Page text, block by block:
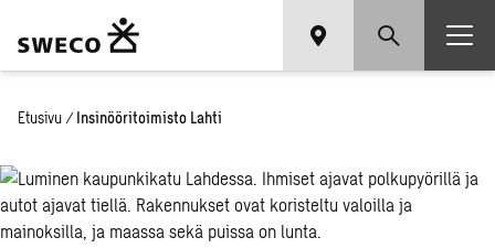
Etusivu / Insinööritoimisto Lahti